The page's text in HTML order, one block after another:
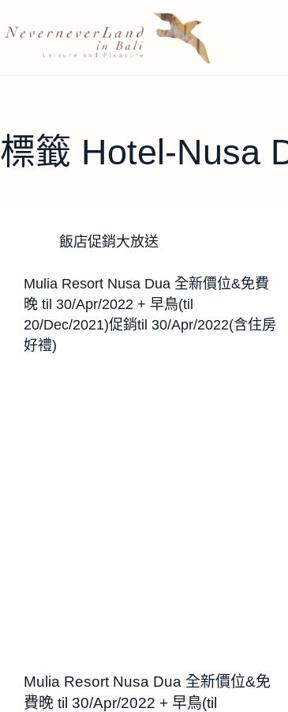
至
標籤 Hotel-Nusa
飯店促銷大放送
Mulia Resort Nusa Dua 全新價位&免費
晚 til 30/Apr/2022 + 早鳥(til
20/Dec/2021)促銷til 30/Apr/2022(含住房
好禮)
Mulia Resort Nusa Dua 全新價位&免
費晚 til 30/Apr/2022 + 早鳥(til